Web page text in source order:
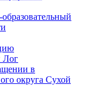
Лог
в
округа Сухой